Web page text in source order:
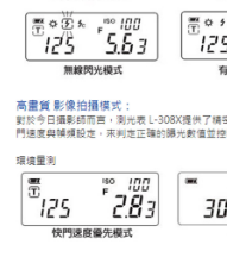
【「AFTEE先享後付」結帳流程
１．於結帳方式選擇「AFTEE
結帳頁面，進行簡訊認證並確
２．訂單成立數日內，您將收
ATM／網路銀行／等多元方式
※ 請注意：結帳手續完成當下
購買商品的店家。未經商家同
後付繳納相關費用。
※ 交易是否成功請以「AFTEE
是否繳費成功／繳費後需取消
客戶支援中心」https://
萊爾富取貨付款
每筆NT$60，滿NT$399(含
7-11取貨付款
每筆NT$60，滿NT$399(含
宅配
每筆NT$75，滿NT$399(含